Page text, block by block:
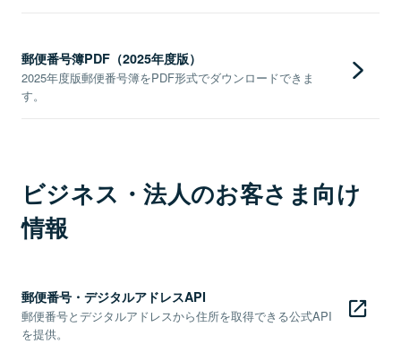
郵便番号簿PDF（2025年度版）
2025年度版郵便番号簿をPDF形式でダウンロードできま
す。
ビジネス・法人のお客さま向け
情報
郵便番号・デジタルアドレスAPI
郵便番号とデジタルアドレスから住所を取得できる公式API
を提供。